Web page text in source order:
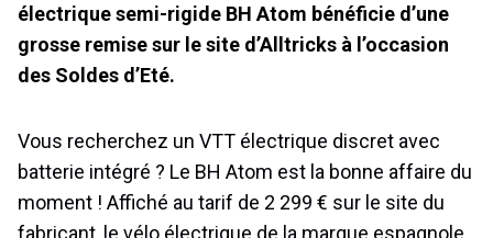
électrique semi-rigide BH Atom bénéficie d’une
grosse remise sur le site d’Alltricks à l’occasion
des Soldes d’Eté.
Vous recherchez un VTT électrique discret avec
batterie intégré ? Le BH Atom est la bonne affaire du
moment ! Affiché au tarif de 2 299 € sur le site du
fabricant, le vélo électrique de la marque espagnole